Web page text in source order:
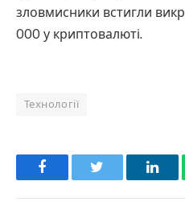
зловмисники встигли
000 у криптовалюті.
Технології
Facebook